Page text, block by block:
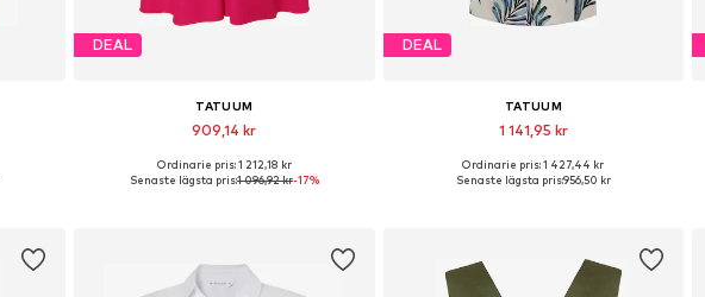
DEAL
TATUUM
909,14 kr
Tillgängliga storlekar: 34, 36, 38, 40, 42, 44
Ordinarie pris: 1 212,18 kr
Senaste lägsta pris:1 096,92 kr-17%
DEAL
TATUUM
1 141,95 kr
Tillgängliga storlekar: 34, 36, 38, 40, 42
Ordinarie pris: 1 427,44 kr
Senaste lägsta pris:956,50 kr